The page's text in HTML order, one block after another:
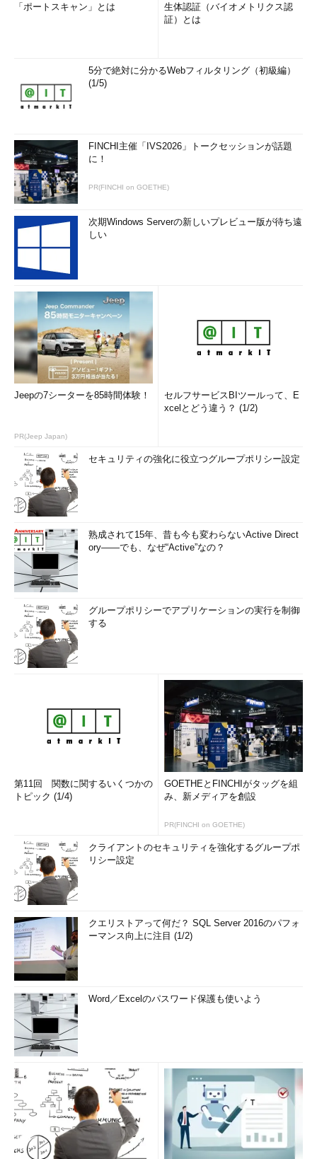
Immersiveアプリ（Immersive Apps）
アプリ」と翻訳されているため、英語の
「Application」と「Apps」の表現と、日本語の「アプリケーシ
ョン」と「アプリ」の表現の違いが分かりにくいかもしれませ
リ」という意味にも取れます。スマートフォンで利用可能なもの
を「アプリ」と認識する人も多いでしょう。
Windowsにおいても、スマートフォンで（も）利用可能なもの
という認識は、ある意味間違ってはいません。ただし、Windows
8.1向けのアプリはWindows 8.1 RTやWindows 8.1 Phoneでも動
き、Windows 10向けのアプリはWindows 10 MobileやXboxや
はなく、全てのプラットフォームで動くものという意味合いです
Windows 10になってからの名前の変更は、まだまだありま
す。次回は、新旧「アクションセンター（Action Center）」、
「更新ブランチ（Update Branch）」と「更新チャネル
（Update Channel）」、「機能アップグレード（Feature
Upgrade）」と「機能更新プログラム（Feature Update）」、
「Microsoft Passport」と「Windows Hello」、「エンタープラ
イズデータ保護（Enterprise Data Protection：EDP）」と
て取り上げる予定です。
筆者紹介
岩手県花巻市在住。Microsoft MVP：Cloud and Datacenter
Management（Oct 2008 - Sep 2016）。SIer、IT出版社、中堅
企業のシステム管理者を経て、フリーのテクニカルライター
トへの記事の寄稿、ドキュメント作成、事例取材などを手掛け
る。個人ブログは『
『Windows Server 2016テクノロジ入門－完全版
社）。
「ポートスキャン」とは
生体認証（バイオメトリクス認
証）とは
5分で絶対に分かるWebフィルタリング（初級編）
(1/5)
FINCHI主催「IVS2026」トークセッションが話題
に！
PR(FINCHI on GOETHE)
次期Windows Serverの新しいプレビュー版が待ち遠
しい
Jeepの7シーターを85時間体験！
PR(Jeep Japan)
セルフサービスBIツールって、E
xcelとどう違う？ (1/2)
セキュリティの強化に役立つグループポリシー設定
熟成されて15年、昔も今も変わらないActive Direct
ory――でも、なぜ“Active”なの？
グループポリシーでアプリケーションの実行を制御
する
第11回 関数に関するいくつかの
トピック (1/4)
GOETHEとFINCHIがタッグを組
み、新メディアを創設
PR(FINCHI on GOETHE)
クライアントのセキュリティを強化するグループポ
リシー設定
クエリストアって何だ？ SQL Server 2016のパフォ
ーマンス向上に注目 (1/2)
Word／Excelのパスワード保護も使いよう